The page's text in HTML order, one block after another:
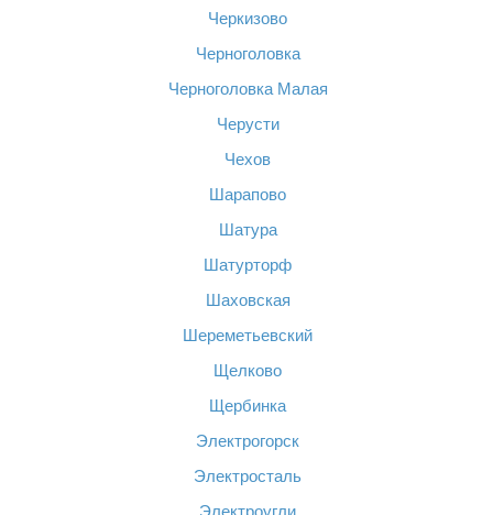
Черкизово
Черноголовка
Черноголовка Малая
Черусти
Чехов
Шарапово
Шатура
Шатурторф
Шаховская
Шереметьевский
Щелково
Щербинка
Электрогорск
Электросталь
Электроугли